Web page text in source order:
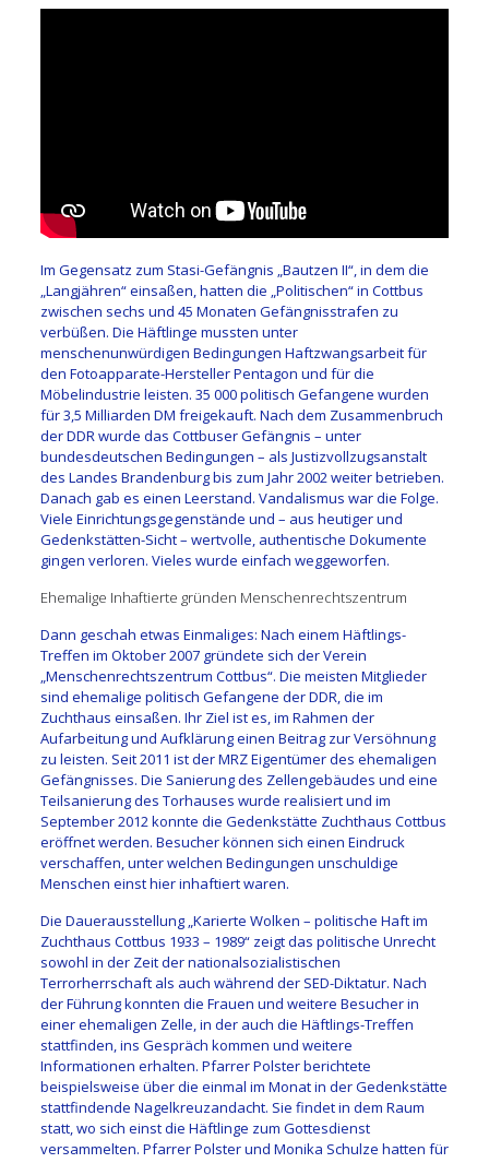
Im Gegensatz zum Stasi-Gefängnis „Bautzen II“, in dem die
„Langjähren“ einsaßen, hatten die „Politischen“ in Cottbus
zwischen sechs und 45 Monaten Gefängnisstrafen zu
verbüßen. Die Häftlinge mussten unter
menschenunwürdigen Bedingungen Haftzwangsarbeit für
den Fotoapparate-Hersteller Pentagon und für die
Möbelindustrie leisten. 35 000 politisch Gefangene wurden
für 3,5 Milliarden DM freigekauft. Nach dem Zusammenbruch
der DDR wurde das Cottbuser Gefängnis – unter
bundesdeutschen Bedingungen – als Justizvollzugsanstalt
des Landes Brandenburg bis zum Jahr 2002 weiter betrieben.
Danach gab es einen Leerstand. Vandalismus war die Folge.
Viele Einrichtungsgegenstände und – aus heutiger und
Gedenkstätten-Sicht – wertvolle, authentische Dokumente
gingen verloren. Vieles wurde einfach weggeworfen.
Ehemalige Inhaftierte gründen Menschenrechtszentrum
Dann geschah etwas Einmaliges: Nach einem Häftlings-
Treffen im Oktober 2007 gründete sich der Verein
„Menschenrechtszentrum Cottbus“. Die meisten Mitglieder
sind ehemalige politisch Gefangene der DDR, die im
Zuchthaus einsaßen. Ihr Ziel ist es, im Rahmen der
Aufarbeitung und Aufklärung einen Beitrag zur Versöhnung
zu leisten. Seit 2011 ist der MRZ Eigentümer des ehemaligen
Gefängnisses. Die Sanierung des Zellengebäudes und eine
Teilsanierung des Torhauses wurde realisiert und im
September 2012 konnte die Gedenkstätte Zuchthaus Cottbus
eröffnet werden. Besucher können sich einen Eindruck
verschaffen, unter welchen Bedingungen unschuldige
Menschen einst hier inhaftiert waren.
Die Dauerausstellung „Karierte Wolken – politische Haft im
Zuchthaus Cottbus 1933 – 1989“ zeigt das politische Unrecht
sowohl in der Zeit der nationalsozialistischen
Terrorherrschaft als auch während der SED-Diktatur. Nach
der Führung konnten die Frauen und weitere Besucher in
einer ehemaligen Zelle, in der auch die Häftlings-Treffen
stattfinden, ins Gespräch kommen und weitere
Informationen erhalten. Pfarrer Polster berichtete
beispielsweise über die einmal im Monat in der Gedenkstätte
stattfindende Nagelkreuzandacht. Sie findet in dem Raum
statt, wo sich einst die Häftlinge zum Gottesdienst
versammelten. Pfarrer Polster und Monika Schulze hatten für